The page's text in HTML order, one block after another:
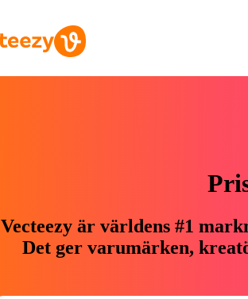
Vecteezy är världens #1
Det ger varumärken,